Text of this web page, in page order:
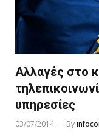
Αλλαγές στο
υπηρεσίες
03/07/2014 By